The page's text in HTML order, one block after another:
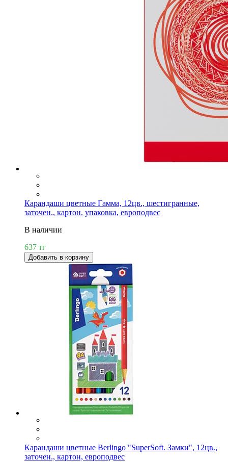
Карандаши цветные Гамма, 12цв., шестигранные,
заточен., картон. упаковка, европодвес
В наличии
637 тг
Добавить в корзину
Карандаши цветные Berlingo "SuperSoft. Замки", 12цв.,
заточен., картон, европодвес